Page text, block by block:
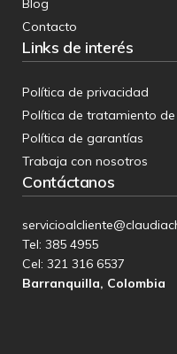
Blog
Contacto
Links de interés
Política de privacidad
Política de tratamiento
Política de garantías
Trabaja con nosotros
Contáctanos
Tel: 385 4955
Cel:321 316 6537
Barranquilla, Colombia